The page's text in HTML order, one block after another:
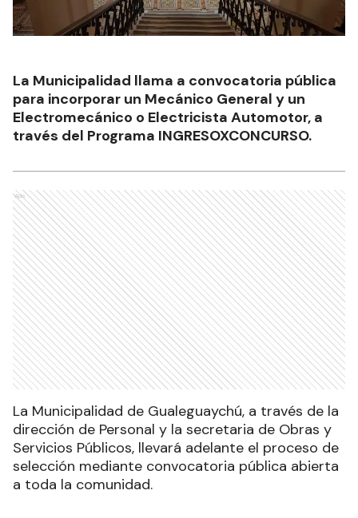
La Municipalidad llama a convocatoria pública
para incorporar un Mecánico General y un
Electromecánico o Electricista Automotor, a
través del Programa INGRESOXCONCURSO.
Ads
La Municipalidad de Gualeguaychú, a través de la
dirección de Personal y la secretaria de Obras y
Servicios Públicos, llevará adelante el proceso de
selección mediante convocatoria pública abierta
a toda la comunidad.